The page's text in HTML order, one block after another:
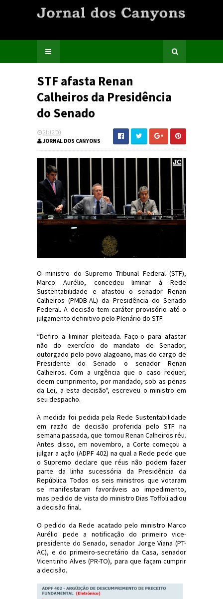
STF afasta Renan
Calheiros da Presidência
do Senado
21:12:00
JORNAL DOS CANYONS
O ministro do Supremo Tribunal Federal (STF),
Marco Aurélio, concedeu liminar à Rede
Sustentabilidade e afastou o senador Renan
Calheiros (PMDB-AL) da Presidência do Senado
Federal. A decisão tem caráter provisório até o
julgamento definitivo pelo Plenário do STF.
“Defiro a liminar pleiteada. Faço-o para afastar
não do exercício do mandato de Senador,
outorgado pelo povo alagoano, mas do cargo de
Presidente do Senado o senador Renan
Calheiros. Com a urgência que o caso requer,
deem cumprimento, por mandado, sob as penas
da Lei, a esta decisão", escreveu o ministro em
seu despacho.
A medida foi pedida pela Rede Sustentabilidade
em razão de decisão proferida pelo STF na
semana passada, que tornou Renan Calheiros réu.
Antes disso, em novembro, a Corte começou a
julgar a ação (ADPF 402) na qual a Rede pede que
o Supremo declare que réus não podem fazer
parte da linha sucessória da Presidência da
República. Todos os seis ministros que votaram
se manifestaram favoráveis ao impedimento,
mas pedido de vista do ministro Dias Toffoli adiou
a decisão final.
O pedido da Rede acatado pelo ministro Marco
Aurélio pede a notificação do primeiro vice-
presidente do Senado, senador Jorge Viana (PT-
AC), e do primeiro-secretário da Casa, senador
Vicentinho Alves (PR-TO), para que façam cumprir
a decisão.